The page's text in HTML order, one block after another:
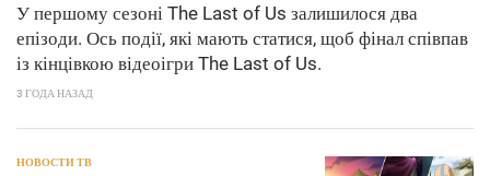
У першому сезоні The Last of Us залишилося два
епізоди. Ось події, які мають статися, щоб фінал співпав
із кінцівкою відеоігри The Last of Us.
3 ГОДА НАЗАД
НОВОСТИ ТВ